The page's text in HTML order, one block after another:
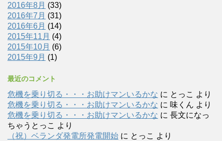
2016年8月 (33)
2016年7月 (31)
2016年6月 (14)
2015年11月 (4)
2015年10月 (6)
2015年9月 (1)
最近のコメント
危機を乗り切る・・・お助けマンいるかな に とっこ より
危機を乗り切る・・・お助けマンいるかな に 味くん より
危機を乗り切る・・・お助けマンいるかな に 長文になっ
ちゃうとっこ より
（祝）ベランダ発電所発電開始 に とっこ より